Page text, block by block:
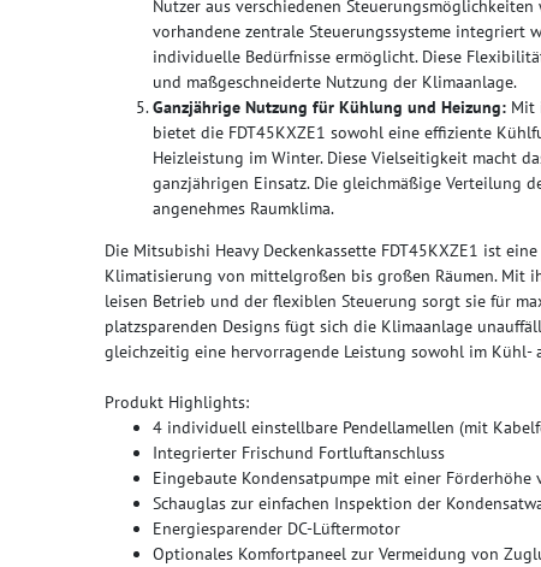
Nutzer aus verschiedenen
vorhandene zentrale Steuerungssysteme integriert
individuelle Bedürfnisse ermöglicht. Diese
und maßgeschneiderte Nutzung der Klimaanlage.
Ganzjährige Nutzung für Kühlung und Heizung: Mit
bietet die FDT45KXZE1 sowohl eine effiziente
Heizleistung im Winter. Diese Vielseitigkeit macht
ganzjährigen Einsatz. Die gleichmäßige Verteilung
angenehmes Raumklima.
Die Mitsubishi Heavy Deckenkassette FDT45KXZE1 ist
Klimatisierung von mittelgroßen bis großen Räumen. Mit
leisen Betrieb und der flexiblen Steuerung sorgt sie für
platzsparenden Designs fügt sich die Klimaanlage
gleichzeitig eine hervorragende Leistung sowohl im Kühl-
Produkt Highlights:
4 individuell einstellbare Pendellamellen (mit
Integrierter Frischund Fortluftanschluss
Eingebaute Kondensatpumpe mit einer Förderhöhe
Schauglas zur einfachen Inspektion der
Energiesparender DC-Lüftermotor
Optionales Komfortpaneel zur Vermeidung von